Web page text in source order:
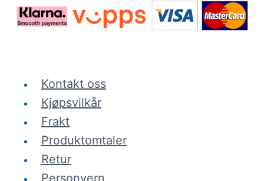
produktsiden
Kontakt oss
Kjøpsvilkår
Frakt
Produktomtaler
Retur
Personvern